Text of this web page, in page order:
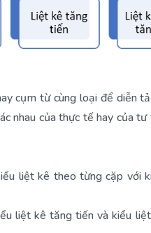
cụm từ cùng loại để diễn
nhau của thực tế hay của
liệt kê theo từng cặp với
liệt kê tăng tiến và kiểu